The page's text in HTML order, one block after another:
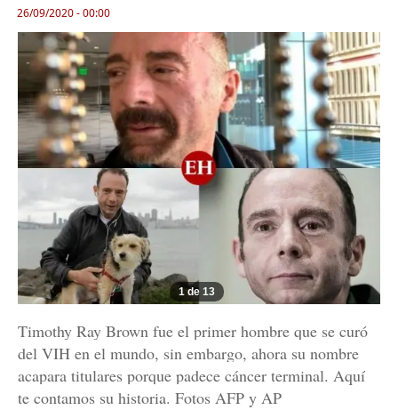
26/09/2020 - 00:00
1 de 13
Timothy Ray Brown fue el primer hombre que se curó
del VIH en el mundo, sin embargo, ahora su nombre
acapara titulares porque padece cáncer terminal. Aquí
te contamos su historia. Fotos AFP y AP